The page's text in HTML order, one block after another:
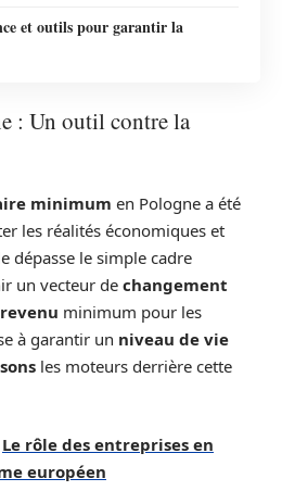
et outils pour garantir la
: Un outil contre la
minimum en Pologne a été
les réalités économiques et
dépasse le simple cadre
un vecteur de changement
revenu minimum pour les
à garantir un niveau de vie
les moteurs derrière cette
Le rôle des entreprises en
européen